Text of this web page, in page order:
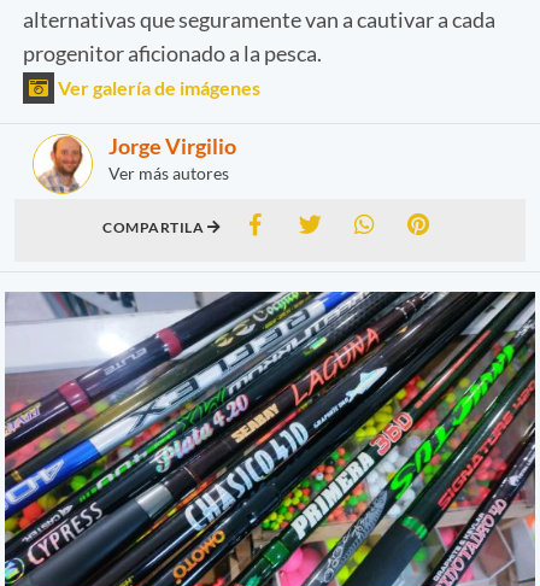
alternativas que seguramente van a cautivar a cada
progenitor aficionado a la pesca.
Ver galería de imágenes
Jorge Virgilio
Ver más autores
COMPARTILA